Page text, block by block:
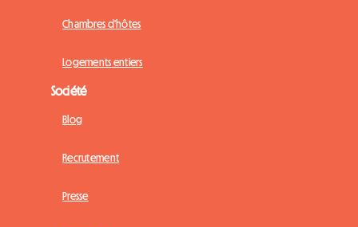
Chambres d'hôtes
Logements entiers
Société
Blog
Recrutement
Presse